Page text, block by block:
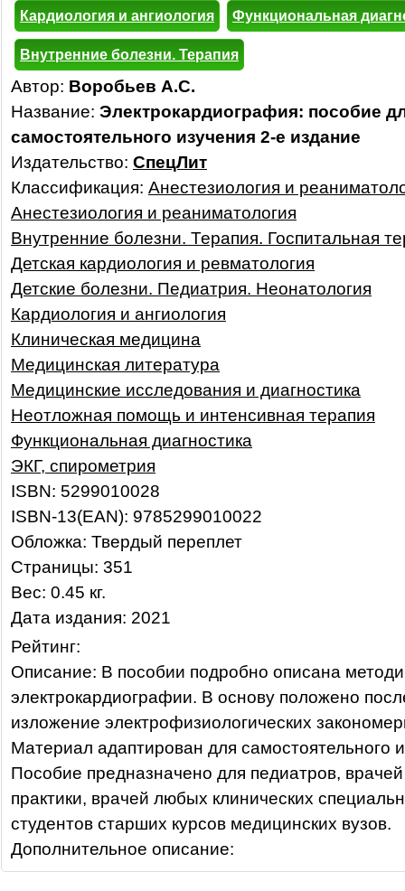
Кардиология и ангиология Функциональная
Внутренние болезни. Терапия
Автор: Воробьев А.С.
Название: Электрокардиография: пособие
самостоятельного изучения 2-е издание
Издательство: СпецЛит
Классификация: Анестезиология и
Анестезиология и реаниматология
Внутренние болезни. Терапия. Госпитальная
Детская кардиология и ревматология
Детские болезни. Педиатрия. Неонатология
Кардиология и ангиология
Клиническая медицина
Медицинская литература
Медицинские исследования и диагностика
Неотложная помощь и интенсивная терапия
Функциональная диагностика
ЭКГ, спирометрия
ISBN: 5299010028
ISBN-13(EAN): 9785299010022
Обложка: Твердый переплет
Страницы: 351
Вес: 0.45 кг.
Дата издания: 2021
Рейтинг:
Описание: В пособии подробно описана
электрокардиографии. В основу положено
изложение электрофизиологических
Материал адаптирован для самостоятельного
Пособие предназначено для педиатров,
практики, врачей любых клинических
студентов старших курсов медицинских вузов.
Дополнительное описание: